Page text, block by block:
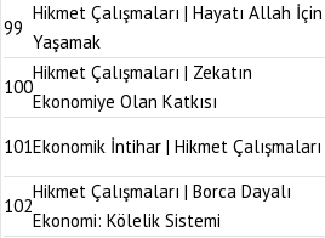
99
Hikmet Çalışmaları | Hayatı Allah İçin
Yaşamak
100
Hikmet Çalışmaları | Zekatın
Ekonomiye Olan Katkısı
101Ekonomik İntihar | Hikmet Çalışmaları
102
Hikmet Çalışmaları | Borca Dayalı
Ekonomi: Kölelik Sistemi